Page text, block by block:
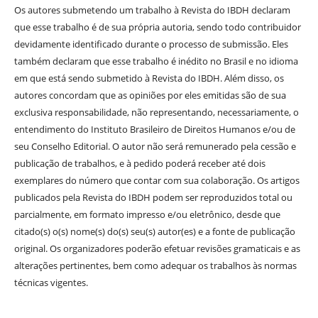
Os autores submetendo um trabalho à Revista do IBDH declaram
que esse trabalho é de sua própria autoria, sendo todo contribuidor
devidamente identificado durante o processo de submissão. Eles
também declaram que esse trabalho é inédito no Brasil e no idioma
em que está sendo submetido à Revista do IBDH. Além disso, os
autores concordam que as opiniões por eles emitidas são de sua
exclusiva responsabilidade, não representando, necessariamente, o
entendimento do Instituto Brasileiro de Direitos Humanos e/ou de
seu Conselho Editorial. O autor não será remunerado pela cessão e
publicação de trabalhos, e à pedido poderá receber até dois
exemplares do número que contar com sua colaboração. Os artigos
publicados pela Revista do IBDH podem ser reproduzidos total ou
parcialmente, em formato impresso e/ou eletrônico, desde que
citado(s) o(s) nome(s) do(s) seu(s) autor(es) e a fonte de publicação
original. Os organizadores poderão efetuar revisões gramaticais e as
alterações pertinentes, bem como adequar os trabalhos às normas
técnicas vigentes.